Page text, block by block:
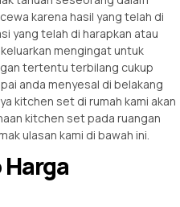
karena hasil yang telah di
yang telah di harapkan atau
mengingat untuk
tertentu terbilang cukup
anda menyesal di belakang
kitchen set di rumah kami akan
kitchen set pada ruangan
ulasan kami di bawah ini.